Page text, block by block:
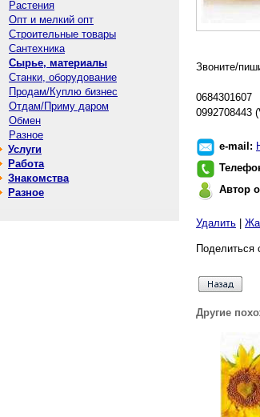
Растения
Опт и мелкий опт
Строительные товары
Сантехника
Сырье, материалы
Станки, оборудование
Продам/Куплю бизнес
Отдам/Приму даром
Обмен
Разное
Услуги
Работа
Знакомства
Разное
Звоните/
0684301607
0992708443
e-mail:
Автор
Удалить
Поделиться
Другие